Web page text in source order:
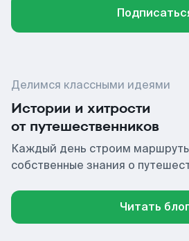
Делимся классными идеями
Истории и хитрости
от путешественников
Каждый день строим маршруты
собственные знания о
Читать блог